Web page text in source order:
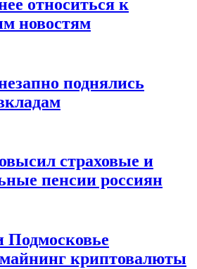
относиться к
новостям
поднялись
страховые и
пенсии россиян
криптовалюты